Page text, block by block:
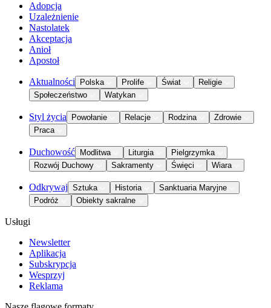
Adopcja
Uzależnienie
Nastolatek
Akceptacja
Anioł
Apostoł
Aktualności Polska Prolife Świat
Religie
Społeczeństwo
Watykan
Styl życia Powołanie Relacje Rodzina
Zdrowie
Praca
Duchowość Modlitwa Liturgia
Pielgrzymka
Rozwój Duchowy
Sakramenty Święci Wiara
Odkrywaj Sztuka Historia
Sanktuaria Maryjne
Podróż
Obiekty sakralne
Usługi
Newsletter
Aplikacja
Subskrypcja
Wesprzyj
Reklama